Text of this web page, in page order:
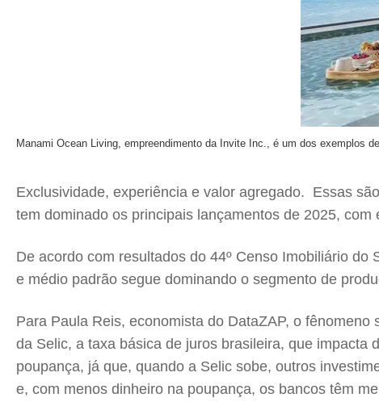
Manami Ocean Living, empreendimento da Invite Inc., é um dos exemplos
Exclusividade, experiência e valor agregado. Essas
tem dominado os principais lançamentos de 2025,
De acordo com resultados do 44º Censo Imobiliário
e médio padrão segue dominando o segmento de
Para Paula Reis, economista do DataZAP, o
da Selic, a taxa básica de juros brasileira, que impacta
poupança, já que, quando a Selic sobe, outros
e, com menos dinheiro na poupança, os bancos têm